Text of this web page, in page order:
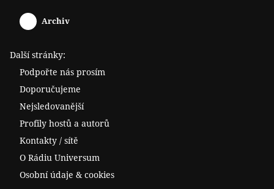
Archiv
Další stránky:
Podpořte nás prosím
Doporučujeme
Nejsledovanější
Profily hostů a autorů
Kontakty / sítě
O Rádiu Universum
Osobní údaje & cookies